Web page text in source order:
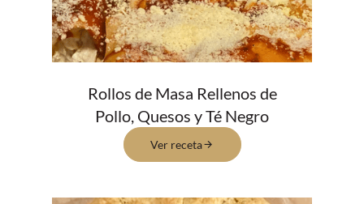
Rollos de Masa Rellenos de
Pollo, Quesos y Té Negro
Ver receta